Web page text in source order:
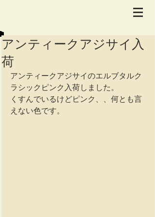
アンティークアジサイ入
荷
アンティークアジサイのエルブタルク
ラシックピンク入荷しました。
くすんでいるけどピンク、、何とも言
えない色です。